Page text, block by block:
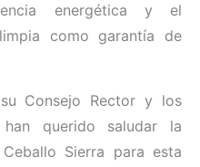
energética y el
como garantía de
Consejo Rector y los
querido saludar la
Sierra para esta